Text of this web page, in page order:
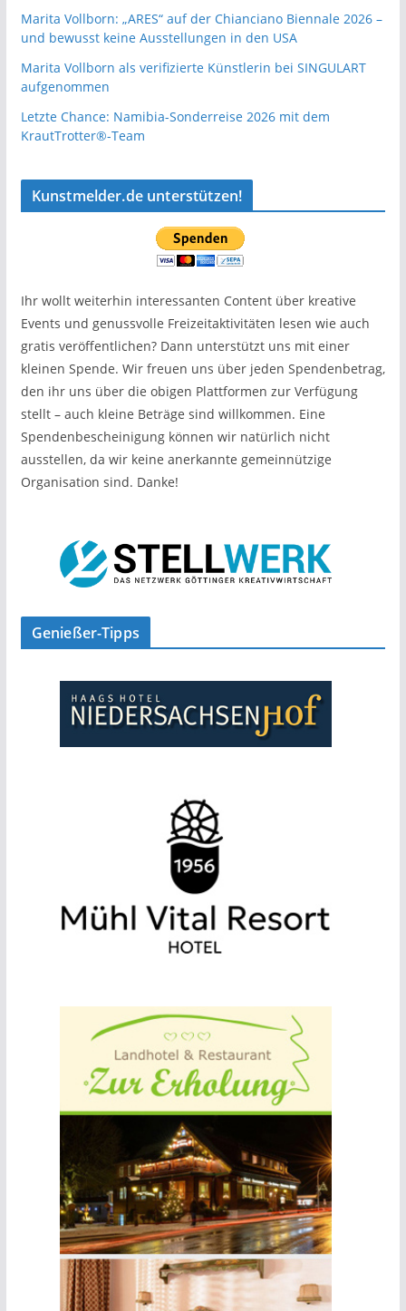
Marita Vollborn: „ARES“ auf der Chianciano Biennale 2026 –
und bewusst keine Ausstellungen in den USA
Marita Vollborn als verifizierte Künstlerin bei SINGULART
aufgenommen
Letzte Chance: Namibia-Sonderreise 2026 mit dem
KrautTrotter®-Team
Kunstmelder.de unterstützen!
Ihr wollt weiterhin interessanten Content über kreative
Events und genussvolle Freizeitaktivitäten lesen wie auch
gratis veröffentlichen? Dann unterstützt uns mit einer
kleinen Spende. Wir freuen uns über jeden Spendenbetrag,
den ihr uns über die obigen Plattformen zur Verfügung
stellt – auch kleine Beträge sind willkommen. Eine
Spendenbescheinigung können wir natürlich nicht
ausstellen, da wir keine anerkannte gemeinnützige
Organisation sind. Danke!
Genießer-Tipps